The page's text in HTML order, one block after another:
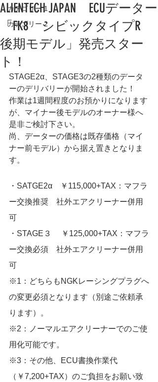
カテゴリー 1
カテゴリー 2
ALIENTECH JAPAN ECUデーター
「FK8 シビックタイプR
後期モデル」発売スター
ト！
STAGE2α、STAGE3の2種類のデータ
ーのデリバリーが開始されました！
作業は1週間程度のお預かりになります
が、マイナー後モデルのオーナー様へ
是非ご検討下さい。
尚、データーの価格は既存価格（マイ
ナー前モデル）から据え置きとなりま
す。
・SATGE2α　￥115,000+TAX：マフラ
ー交換推奨　社外エアクリーナー併用
可
・STAGE３　 ￥125,000+TAX：マフラ
ー交換必須　社外エアクリーナー併用
可
※1：どちらもNGKレーシングプラグへ
の変更必須となります（別途ご依頼承
ります）。
※2：ノーマルエアクリーナーでのご使
用化可能です。
※3：その他、ECU書換作業代
（￥7,200+TAX）のご負担をお願い致